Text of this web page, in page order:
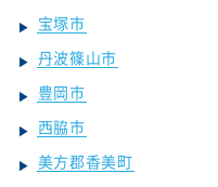
宝塚市
丹波篠山市
豊岡市
西脇市
美方郡香美町